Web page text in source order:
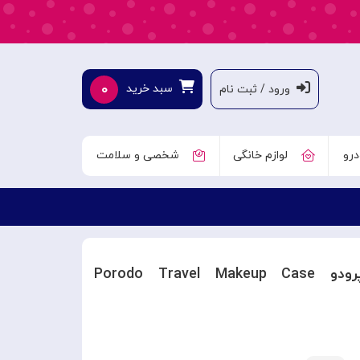
ورود / ثبت نام سبد خرید ۰
لوازم خانگی شخصی و سلامت
کیف آرایشی مسافرتی با آینه پرودو Porodo Travel Makeup Case